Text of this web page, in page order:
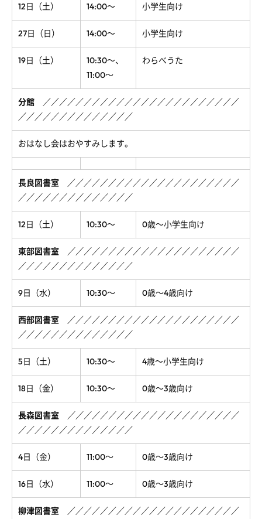
12日（土） 14:00～ 小学生向け
27日（日） 14:00～ 小学生向け
19日（土）
10:30～、
11:00～
わらべうた
分館 ／／／／／／／／／／／／／／／／／／／／／／／／
／／／／／／／／／／／／／／
おはなし会はおやすみします。
長良図書室 ／／／／／／／／／／／／／／／／／／／／／
／／／／／／／／／／／／／／
12日（土） 10:30～ 0歳～小学生向け
東部図書室 ／／／／／／／／／／／／／／／／／／／／／
／／／／／／／／／／／／／／
9日（水） 10:30～ 0歳～4歳向け
西部図書室 ／／／／／／／／／／／／／／／／／／／／／
／／／／／／／／／／／／／／
5日（土） 10:30～ 4歳～小学生向け
18日（金） 10:30～ 0歳～3歳向け
長森図書室 ／／／／／／／／／／／／／／／／／／／／／
／／／／／／／／／／／／／／
4日（金） 11:00～ 0歳～3歳向け
16日（水） 11:00～ 0歳～3歳向け
柳津図書室 ／／／／／／／／／／／／／／／／／／／／／